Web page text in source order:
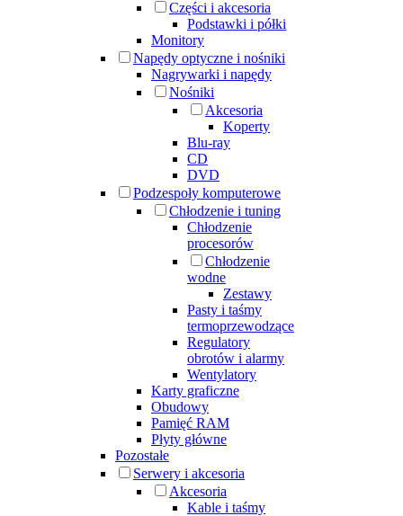
Części i akcesoria
Podstawki i półki
Monitory
Napędy optyczne i nośniki
Nagrywarki i napędy
Nośniki
Akcesoria
Koperty
Blu-ray
CD
DVD
Podzespoły komputerowe
Chłodzenie i tuning
Chłodzenie
procesorów
Chłodzenie
wodne
Zestawy
Pasty i taśmy
termoprzewodzące
Regulatory
obrotów i alarmy
Wentylatory
Karty graficzne
Obudowy
Pamięć RAM
Płyty główne
Pozostałe
Serwery i akcesoria
Akcesoria
Kable i taśmy